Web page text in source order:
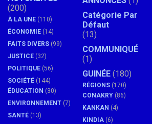
(200)
À LA UNE (110)
ÉCONOMIE (14)
FAITS DIVERS (99)
JUSTICE (32)
POLITIQUE (56)
SOCIÉTÉ (144)
ÉDUCATION (30)
ENVIRONNEMENT (7)
SANTÉ (13)
Catégorie Par
Défaut
(13)
COMMUNIQUÉ
(1)
GUINÉE (180)
RÉGIONS (170)
CONAKRY (86)
KANKAN (4)
KINDIA (6)